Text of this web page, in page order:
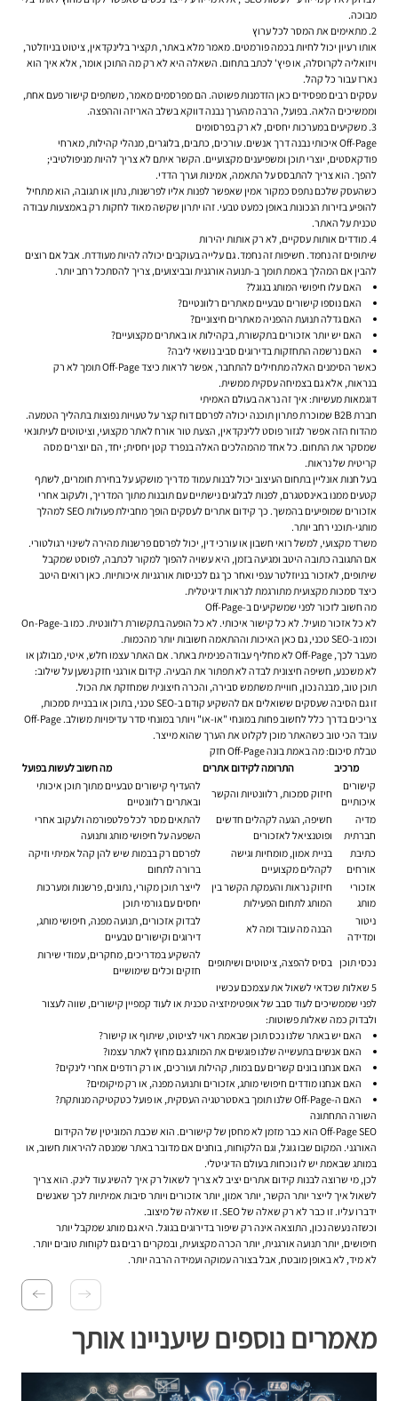
מבוכה.
2. מתאימים את המסר לכל ערוץ
אותו רעיון יכול לחיות בכמה פורמטים. מאמר מלא באתר, תקציר בלינקדאין, ציטוט בניוזלטר,
ויזואליה לקרוסלה, או פיץ' לכתב בתחום. השאלה היא לא רק מה התוכן אומר, אלא איך הוא
נארז עבור כל קהל.
עסקים רבים מפסידים כאן הזדמנות פשוטה. הם מפרסמים מאמר, משתפים קישור פעם אחת,
וממשיכים הלאה. בפועל, הרבה מהערך נבנה דווקא בשלב האריזה וההפצה.
3. משקיעים במערכות יחסים, לא רק בפרסומים
Off-Page איכותי נבנה דרך אנשים. עורכים, כתבים, בלוגרים, מנהלי קהילות, מארחי
פודקאסטים, יוצרי תוכן ומשפיענים מקצועיים. הקשר איתם לא צריך להיות מניפולטיבי;
להפך. הוא צריך להתבסס על התאמה, אמינות וערך הדדי.
כשהעסק שלכם נתפס כמקור אמין שאפשר לפנות אליו לפרשנות, נתון או תגובה, הוא מתחיל
להופיע בזירות הנכונות באופן כמעט טבעי. זהו יתרון שקשה מאוד לחקות רק באמצעות עבודה
טכנית על האתר.
4. מודדים אותות עסקיים, לא רק אותות יהירות
שיתופים זה נחמד. חשיפות זה נחמד. גם עלייה בעוקבים יכולה להיות מעודדת. אבל אם רוצים
להבין אם המהלך באמת תומך ב-תנועה אורגנית ובביצועים, צריך להסתכל רחב יותר.
האם עלו חיפושי המותג בגוגל?
האם נוספו קישורים טבעיים מאתרים רלוונטיים?
האם גדלה תנועת ההפניה מאתרים חיצוניים?
האם יש יותר אזכורים בתקשורת, בקהילות או באתרים מקצועיים?
האם נרשמה התחזקות בדירוגים סביב נושאי ליבה?
כאשר הסימנים האלה מתחילים להתחבר, אפשר לראות כיצד Off-Page תומך לא רק
בנראות, אלא גם בצמיחה עסקית ממשית.
דוגמאות מעשיות: איך זה נראה בעולם האמיתי
חברת B2B שמוכרת פתרון תוכנה יכולה לפרסם דוח קצר על טעויות נפוצות בתהליך הטמעה.
מהדוח הזה אפשר לגזור פוסט ללינקדאין, הצעת טור אורח לאתר מקצועי, וציטוטים לעיתונאי
שמסקר את התחום. כל אחד מהמהלכים האלה בנפרד קטן יחסית; יחד, הם יוצרים מסה
קריטית של נראות.
בעל חנות אונליין בתחום העיצוב יכול לבנות עמוד מדריך מושקע על בחירת חומרים, לשתף
קטעים ממנו באינסטגרם, לפנות לבלוגים נישתיים עם תובנות מתוך המדריך, ולעקוב אחרי
אזכורים שמופיעים בהמשך. כך קידום אתרים לעסקים
הופך מחבילת פעולות SEO למהלך
מותגי-תוכני רחב יותר.
משרד מקצועי, למשל רואי חשבון או עורכי דין, יכול לפרסם פרשנות מהירה לשינוי רגולטורי.
אם התגובה כתובה היטב ומגיעה בזמן, היא עשויה להפוך למקור לכתבה, לפוסט שמקבל
שיתופים, לאזכור בניוזלטר ענפי ואחר כך גם לכניסות אורגניות איכותיות. כאן רואים היטב
כיצד סמכות מקצועית מתורגמת לנראות דיגיטלית.
מה חשוב לזכור לפני שמשקיעים ב-Off-Page
לא כל אזכור מועיל. לא כל קישור איכותי. לא כל הופעה בתקשורת רלוונטית. כמו ב-On-Page
וכמו ב-SEO טכני, גם כאן האיכות וההתאמה חשובות יותר מהכמות.
מעבר לכך, Off-Page לא מחליף עבודה פנימית באתר. אם האתר עצמו חלש, איטי, מבולגן או
לא משכנע, חשיפה חיצונית לבדה לא תפתור את הבעיה. קידום אורגני חזק נשען על שילוב:
תוכן טוב, מבנה נכון, חוויית משתמש סבירה, והכרה חיצונית שמחזקת את הכול.
זו גם הסיבה שעסקים ששואלים אם להשקיע קודם ב-SEO טכני, בתוכן או בבניית סמכות,
צריכים בדרך כלל לחשוב פחות במונחי "או-או" ויותר במונחי סדר עדיפויות משולב. Off-Page
עובד הכי טוב כשהאתר מוכן לקלוט את הערך שהוא מייצר.
טבלת סיכום: מה באמת בונה Off-Page חזק
מרכיב
התרומה לקידום אתרים
מה חשוב לעשות בפועל
קישורים
איכותיים
חיזוק סמכות, רלוונטיות והקשר
להעדיף קישורים טבעיים מתוך תוכן איכותי
ובאתרים רלוונטיים
מדיה
חברתית
חשיפה, הגעה לקהלים חדשים
ופוטנציאל לאזכורים
להתאים מסר לכל פלטפורמה ולעקוב אחרי
השפעה על חיפושי מותג ותנועה
כתיבת
אורחים
בניית אמון, מומחיות וגישה
לקהלים מקצועיים
לפרסם רק בבמות שיש להן קהל אמיתי וזיקה
ברורה לתחום
אזכורי
מותג
חיזוק נראות והעמקת הקשר בין
המותג לתחום הפעילות
לייצר תוכן מקורי, נתונים, פרשנות ומערכות
יחסים עם גורמי תוכן
ניטור
ומדידה
הבנה מה עובד ומה לא
לבדוק אזכורים, תנועה מפנה, חיפושי מותג,
דירוגים וקישורים טבעיים
נכסי תוכן בסיס להפצה, ציטוטים ושיתופים
להשקיע במדריכים, מחקרים, עמודי שירות
חזקים וכלים שימושיים
5 שאלות שכדאי לשאול את עצמכם עכשיו
לפני שממשיכים לעוד סבב של אופטימיזציה טכנית או לעוד קמפיין קישורים, שווה לעצור
ולבדוק כמה שאלות פשוטות:
האם יש באתר שלנו נכס תוכן שבאמת ראוי לציטוט, שיתוף או קישור?
האם אנשים בתעשייה שלנו פוגשים את המותג גם מחוץ לאתר עצמו?
האם אנחנו בונים קשרים עם במות, קהילות ועורכים, או רק רודפים אחרי לינקים?
האם אנחנו מודדים חיפושי מותג, אזכורים ותנועה מפנה, או רק מיקומים?
האם ה-Off-Page שלנו תומך באסטרטגיה העסקית, או פועל כטקטיקה מנותקת?
השורה התחתונה
Off-Page SEO הוא כבר מזמן לא מחסן של קישורים. הוא שכבת המוניטין של הקידום
האורגני. המקום שבו גוגל, וגם הלקוחות, בוחנים אם מדובר באתר שמנסה להיראות חשוב, או
במותג שבאמת יש לו נוכחות בעולם הדיגיטלי.
לכן, מי שרוצה לבנות קידום אתרים יציב לא צריך לשאול רק איך להשיג עוד לינק. הוא צריך
לשאול איך לייצר יותר הקשר, יותר אמון, יותר אזכורים ויותר סיבות אמיתיות לכך שאנשים
ידברו עליו. זו כבר לא רק שאלה של SEO. זו שאלה של מיצוב.
וכשזה נעשה נכון, התוצאה אינה רק שיפור בדירוגים בגוגל. היא גם מותג שמקבל יותר
חיפושים, יותר תנועה אורגנית, יותר הכרה מקצועית, ובמקרים רבים גם לקוחות טובים יותר.
לא מיד, לא באופן מובטח, אבל בצורה עמוקה ועמידה הרבה יותר.
מאמרים נוספים שיעניינו אותך